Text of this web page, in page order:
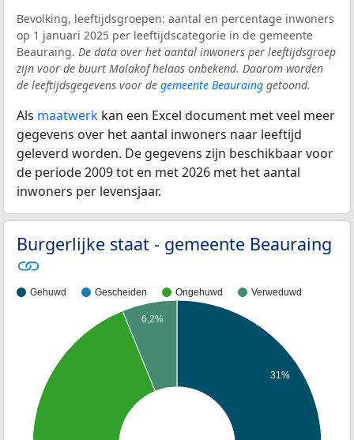
Bevolking, leeftijdsgroepen: aantal en percentage inwoners
op 1 januari 2025 per leeftijdscategorie in de gemeente
Beauraing. De data over het aantal inwoners per leeftijdsgroep
zijn voor de buurt Malakof helaas onbekend. Daarom worden
de leeftijdsgegevens voor de gemeente Beauraing getoond.
Als maatwerk kan een Excel document met veel meer
gegevens over het aantal inwoners naar leeftijd
geleverd worden. De gegevens zijn beschikbaar voor
de periode 2009 tot en met 2026 met het aantal
inwoners per levensjaar.
Burgerlijke staat - gemeente Beauraing
Gehuwd Gescheiden Ongehuwd Verweduwd
31%
6,2%